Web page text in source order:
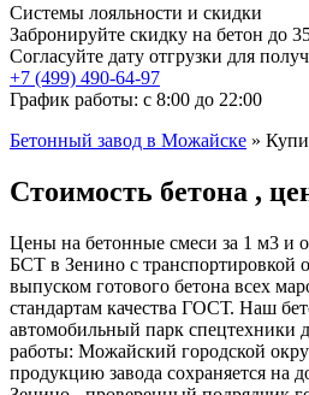
Системы лояльности и скидки
Забронируйте скидку на бетон до
Согласуйте дату отгрузки для
+7 (499) 490-64-97
График работы: с 8:00 до 22:00
Бетонный завод в Можайске »
Стоимость бетона ,
Цены на бетонные смеси за 1 м3 и
БСТ в Зенино с транспортировкой
выпуском готового бетона всех
стандартам качества ГОСТ. Наш
автомобильный парк спецтехники
работы: Можайский городской
продукцию завода сохраняется на